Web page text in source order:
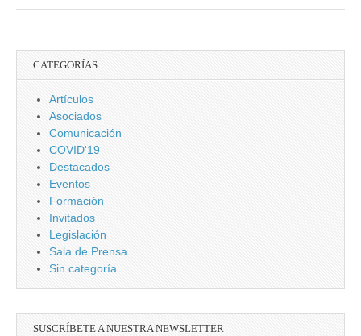
CATEGORÍAS
Artículos
Asociados
Comunicación
COVID'19
Destacados
Eventos
Formación
Invitados
Legislación
Sala de Prensa
Sin categoría
SUSCRÍBETE A NUESTRA NEWSLETTER